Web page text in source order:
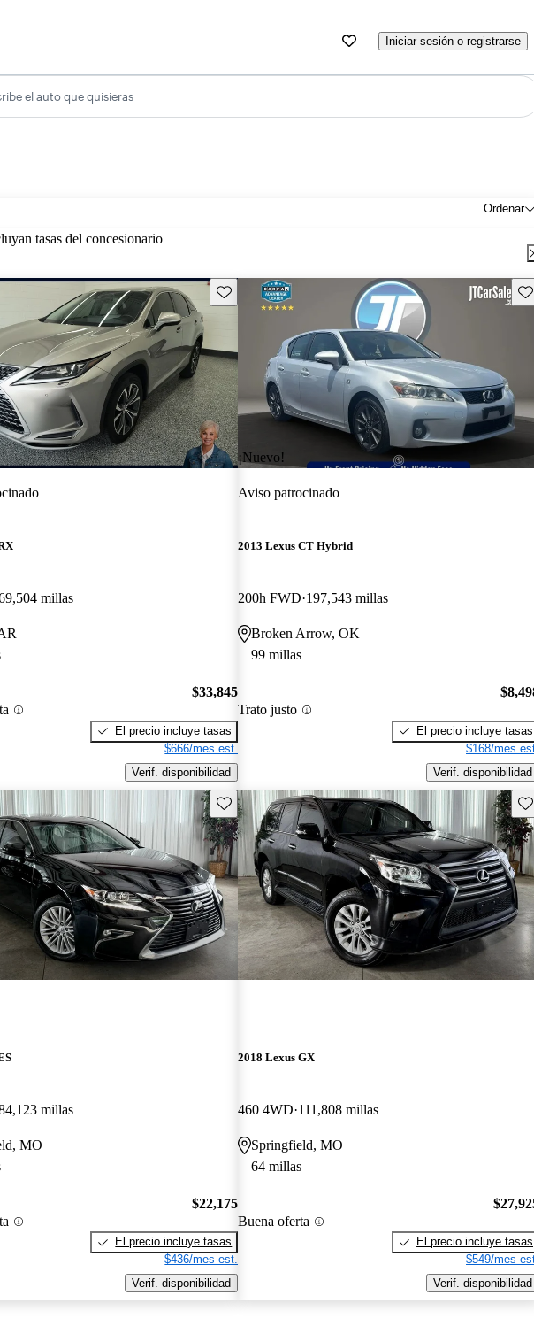
Iniciar sesión o registrarse
el auto que quisieras
Ordenar
tasas del concesionario
Guarda este Aviso
millas
$33,845
El precio incluye tasas
$666/mes est.
Verif. disponibilidad
¡Nuevo!
Aviso patrocinado
2013 Lexus CT Hybrid
200h FWD 197,543 millas
Broken Arrow, OK
99 millas
Trato justo
El precio incluye tasas
$168/mes
Verif. disponibilidad
Guarda este Aviso
millas
MO
$22,175
El precio incluye tasas
$436/mes est.
Verif. disponibilidad
2018 Lexus GX
460 4WD 111,808 millas
Springfield, MO
64 millas
Buena oferta
El precio incluye tasas
$549/mes
Verif. disponibilidad